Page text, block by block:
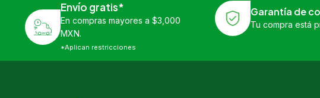
Envío gratis*
En compras mayores a $3,000
MXN.
*Aplican restricciones
Garantía de
Tu compra está